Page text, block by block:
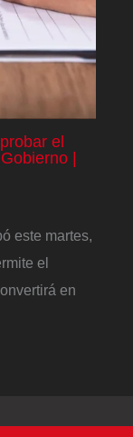
el
|
este martes,
el
en